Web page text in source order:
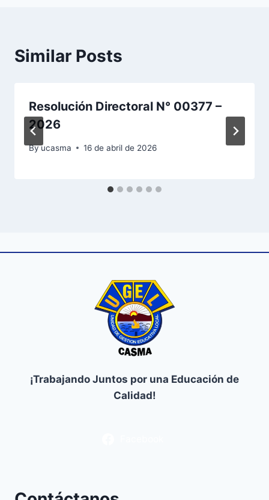
Similar Posts
Resolución Directoral N° 00377 –
2026
Byucasma 16 de abril de 2026
¡Trabajando Juntos por una Educación de
Calidad!